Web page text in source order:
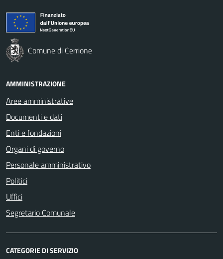
Comune di Cerrione
AMMINISTRAZIONE
Aree amministrative
Documenti e dati
Enti e fondazioni
Organi di governo
Personale amministrativo
Politici
Uffici
Segretario Comunale
CATEGORIE DI SERVIZIO